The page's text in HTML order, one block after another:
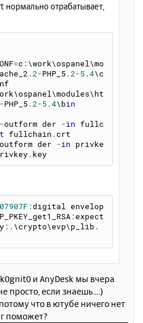
нормально отрабатывает,
=c : \work\ospanel\mo
. 2-PHP_5 . 2-5.4\c
-PHP_5 . 2-5.4\bin
-outform der -in fullc
fullchain . crt
outform der -in privke
. key
:digital envelop
:expect
:. \crypto\evp\p_lib .
и AnyDesk мы вчера
просто, если знаешь....)
что в ютубе ничего нет
поможет?